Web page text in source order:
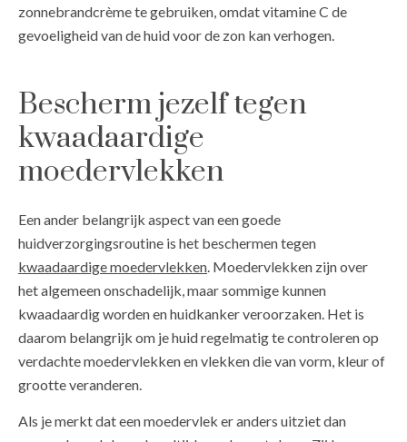
zonnebrandcrème te gebruiken, omdat vitamine C de
gevoeligheid van de huid voor de zon kan verhogen.
Bescherm jezelf tegen
kwaadaardige
moedervlekken
Een ander belangrijk aspect van een goede
huidverzorgingsroutine is het beschermen tegen
kwaadaardige moedervlekken . Moedervlekken zijn over
het algemeen onschadelijk, maar sommige kunnen
kwaadaardig worden en huidkanker veroorzaken. Het is
daarom belangrijk om je huid regelmatig te controleren op
verdachte moedervlekken en vlekken die van vorm, kleur of
grootte veranderen.
Als je merkt dat een moedervlek er anders uitziet dan